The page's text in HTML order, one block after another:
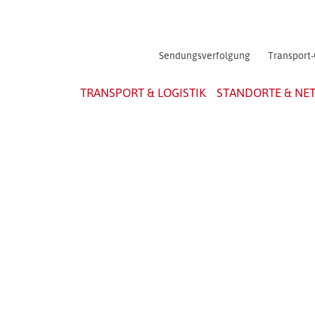
Sendungsverfolgung
TRANSPORT & LOGISTIK STANDORTE &